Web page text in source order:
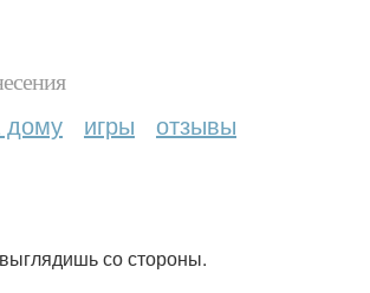
дому игры отзывы
со стороны.